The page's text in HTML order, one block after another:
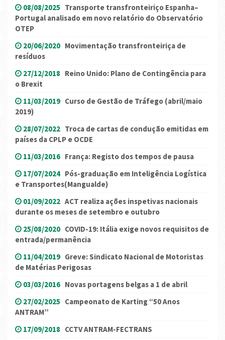
08/08/2025 Transporte transfronteiriço Espanha–
Portugal analisado em novo relatório do Observatório
OTEP
20/06/2020 Movimentação transfronteiriça de
resíduos
27/12/2018 Reino Unido: Plano de Contingência para
o Brexit
11/03/2019 Curso de Gestão de Tráfego (abril/maio
2019)
28/07/2022 Troca de cartas de condução emitidas em
países da CPLP e OCDE
11/03/2016 França: Registo dos tempos de pausa
17/07/2024 Pós-graduação em Inteligência Logística
e Transportes(Mangualde)
01/09/2022 ACT realiza ações inspetivas nacionais
durante os meses de setembro e outubro
25/08/2020 COVID-19: Itália exige novos requisitos de
entrada/permanência
11/04/2019 Greve: Sindicato Nacional de Motoristas
de Matérias Perigosas
03/03/2016 Novas portagens belgas a 1 de abril
27/02/2025 Campeonato de Karting “50 Anos
ANTRAM”
17/09/2018 CCTV ANTRAM-FECTRANS